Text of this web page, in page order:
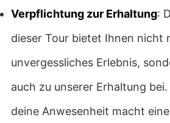
Verpflichtung zur Erhaltung:
dieser Tour bietet Ihnen nicht
unvergessliches Erlebnis,
auch zu unserer Erhaltung
deine Anwesenheit macht